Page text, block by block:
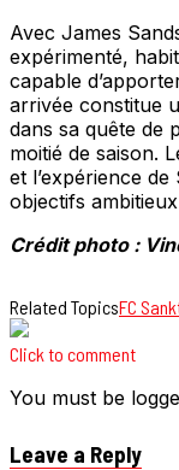
Avec James
expérimenté,
capable
arrivée constitue
dans sa quête de
moitié de saison.
et l’expérience
objectifs ambitieux
Crédit photo :
Related TopicsFC
Click to comment
You must be
Leave a Reply